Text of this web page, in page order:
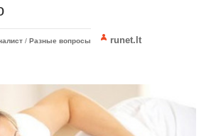
/ Разные вопросы runet.lt